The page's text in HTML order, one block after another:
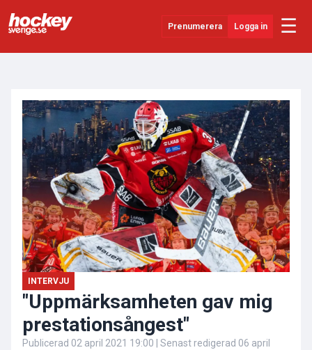
Prenumerera Logga in ☰
SHL
Evenemang
Övrigt
INTERVJU
"Uppmärksamheten gav mig
prestationsångest"
Publicerad 02 april 2021 19:00 | Senast redigerad 06 april